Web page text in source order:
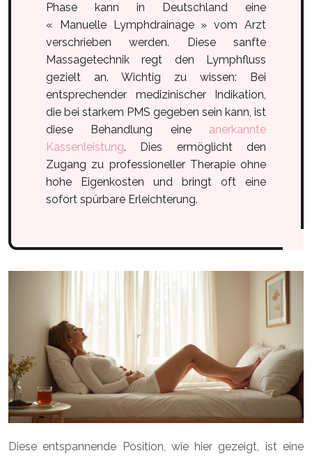
Phase kann in Deutschland eine
« Manuelle Lymphdrainage » vom Arzt
verschrieben werden. Diese sanfte
Massagetechnik regt den Lymphfluss
gezielt an. Wichtig zu wissen: Bei
entsprechender medizinischer Indikation,
die bei starkem PMS gegeben sein kann, ist
diese Behandlung eine anerkannte
Kassenleistung. Dies ermöglicht den
Zugang zu professioneller Therapie ohne
hohe Eigenkosten und bringt oft eine
sofort spürbare Erleichterung.
Diese entspannende Position, wie hier gezeigt, ist eine